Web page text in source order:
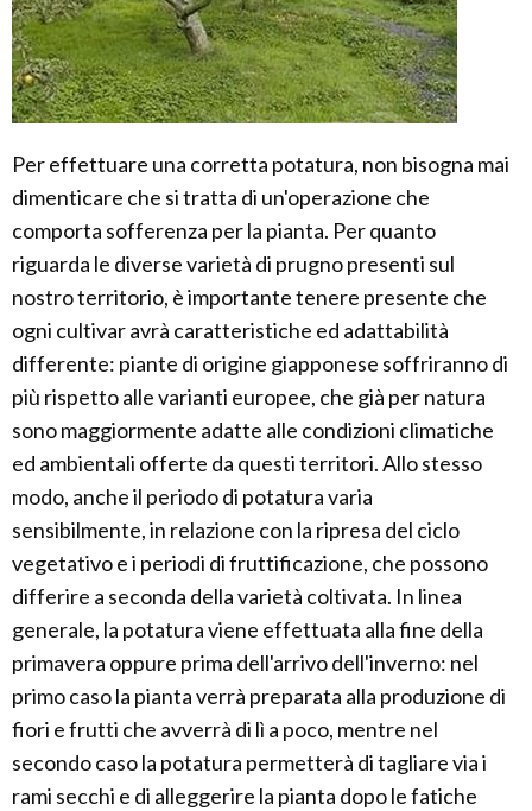
Per effettuare una corretta potatura, non bisogna mai
dimenticare che si tratta di un'operazione che
comporta sofferenza per la pianta. Per quanto
riguarda le diverse varietà di prugno presenti sul
nostro territorio, è importante tenere presente che
ogni cultivar avrà caratteristiche ed adattabilità
differente: piante di origine giapponese soffriranno di
più rispetto alle varianti europee, che già per natura
sono maggiormente adatte alle condizioni climatiche
ed ambientali offerte da questi territori. Allo stesso
modo, anche il periodo di potatura varia
sensibilmente, in relazione con la ripresa del ciclo
vegetativo e i periodi di fruttificazione, che possono
differire a seconda della varietà coltivata. In linea
generale, la potatura viene effettuata alla fine della
primavera oppure prima dell'arrivo dell'inverno: nel
primo caso la pianta verrà preparata alla produzione di
fiori e frutti che avverrà di lì a poco, mentre nel
secondo caso la potatura permetterà di tagliare via i
rami secchi e di alleggerire la pianta dopo le fatiche